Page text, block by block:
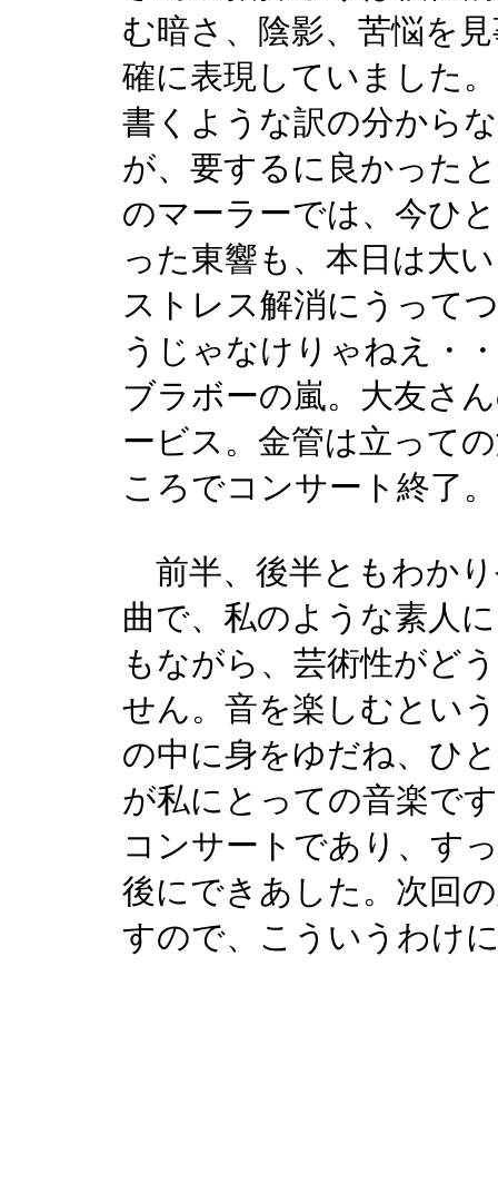
む暗さ、陰影、苦悩を
確に表現していました
書くような訳の分から
が、要するに良かった
のマーラーでは、今ひ
った東響も、本日は大
ストレス解消にうって
うじゃなけりゃねえ・
ブラボーの嵐。大友さ
ービス。金管は立って
ころでコンサート終了。
前半、後半ともわか
曲で、私のような素人
もながら、芸術性がど
せん。音を楽しむとい
の中に身をゆだね、ひ
が私にとっての音楽で
コンサートであり、す
後にできあした。次回
すので、こういうわけ